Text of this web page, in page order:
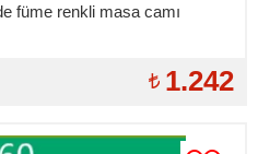
füme renkli masa camı
1.242